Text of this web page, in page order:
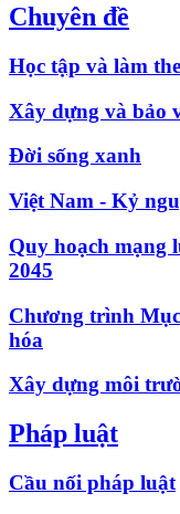
Chuyên đề
Học tập và làm
Xây dựng và bảo
Đời sống xanh
Việt Nam - Kỷ
Quy hoạch mạng
2045
Chương trình
hóa
Xây dựng môi
Pháp luật
Cầu nối pháp luật